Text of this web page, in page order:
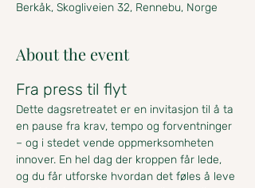
Berkåk, Skogliveien 32, Rennebu, Norge
About the event
Fra press til flyt
Dette dagsretreatet er en invitasjon til å ta
en pause fra krav, tempo og forventninger
– og i stedet vende oppmerksomheten
innover. En hel dag der kroppen får lede,
og du får utforske hvordan det føles å leve